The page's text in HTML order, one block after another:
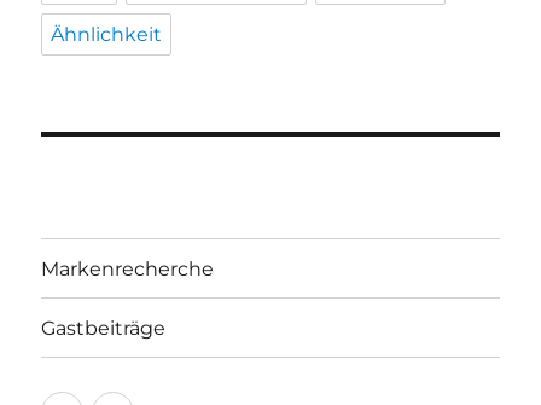
Ähnlichkeit
Markenrecherche
Gastbeiträge